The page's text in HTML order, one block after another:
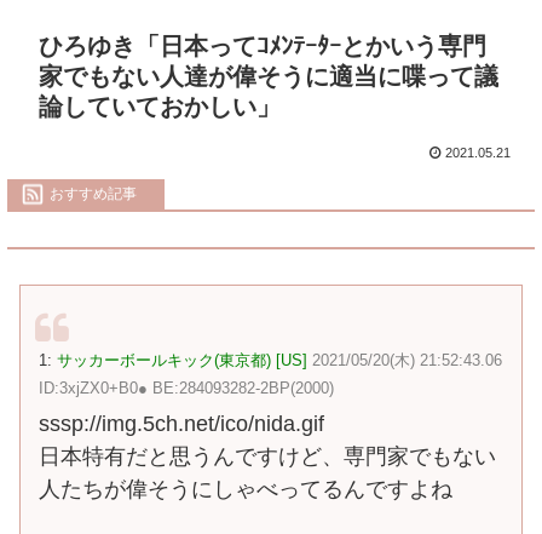
ひろゆき「日本ってｺﾒﾝﾃｰﾀｰとかいう専門
家でもない人達が偉そうに適当に喋って議
論していておかしい」
2021.05.21
おすすめ記事
1: サッカーボールキック(東京都) [US] 2021/05/20(木) 21:52:43.06
ID:3xjZX0+B0● BE:284093282-2BP(2000)
sssp://img.5ch.net/ico/nida.gif
日本特有だと思うんですけど、専門家でもない
人たちが偉そうにしゃべってるんですよね